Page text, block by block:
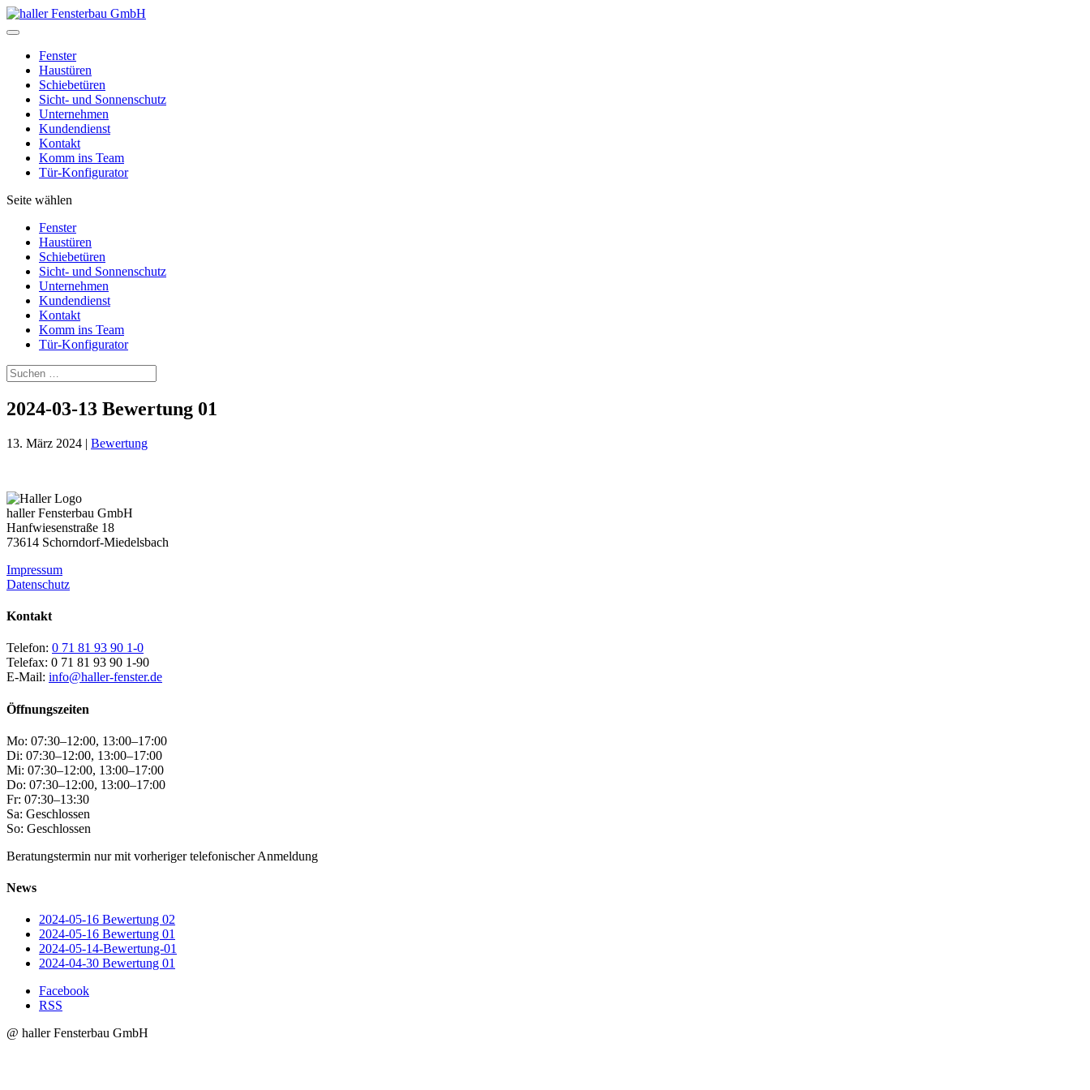
Fenster
Haustüren
Schiebetüren
Sicht- und Sonnenschutz
Unternehmen
Kundendienst
Kontakt
Komm ins Team
Tür-Konfigurator
Seite wählen
Fenster
Haustüren
Schiebetüren
Sicht- und Sonnenschutz
Unternehmen
Kundendienst
Kontakt
Komm ins Team
Tür-Konfigurator
2024-03-13 Bewertung 01
13. März 2024 | Bewertung
haller Fensterbau GmbH
Hanfwiesenstraße 18
73614 Schorndorf-Miedelsbach
Impressum
Datenschutz
Kontakt
Telefon: 0 71 81 93 90 1-0
Telefax: 0 71 81 93 90 1-90
E-Mail: info@haller-fenster.de
Öffnungszeiten
Mo: 07:30–12:00, 13:00–17:00
Di: 07:30–12:00, 13:00–17:00
Mi: 07:30–12:00, 13:00–17:00
Do: 07:30–12:00, 13:00–17:00
Fr: 07:30–13:30
Sa: Geschlossen
So: Geschlossen
Beratungstermin nur mit vorheriger telefonischer Anmeldung
News
2024-05-16 Bewertung 02
2024-05-16 Bewertung 01
2024-05-14-Bewertung-01
2024-04-30 Bewertung 01
Facebook
RSS
@ haller Fensterbau GmbH